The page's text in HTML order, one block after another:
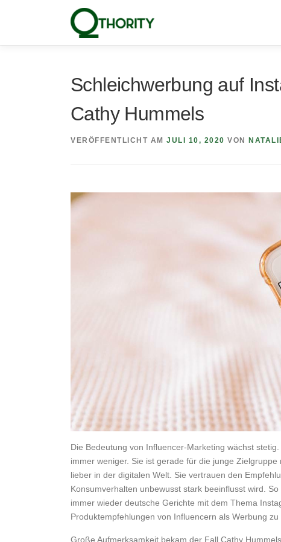
Schleichwerbung auf
Cathy Hummels
VERÖFFENTLICHT AM JULI 10, 2020 VON
Die Bedeutung von Influencer-Marketing wächst
immer weniger. Sie ist gerade für die junge
lieber in der digitalen Welt. Sie vertrauen den
Konsumverhalten unbewusst stark beeinflusst wird.
immer wieder deutsche Gerichte mit dem Thema
Produktempfehlungen von Influencern als Werbung
Große Aufmerksamkeit bekam der Fall Cathy